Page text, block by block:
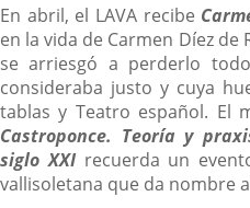
En abril, el LAVA recibe
en la vida de Carmen Díez
se arriesgó a perderlo
consideraba justo y cuya
tablas y Teatro español. El
Castroponce. Teoría y
siglo XXIrecuerda un
vallisoletana que da nombre